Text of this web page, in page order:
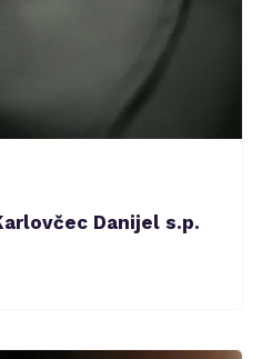
Danijel s.p.